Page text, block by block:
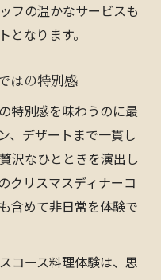
フの温かなサービスも
となります。
はの特別感
特別感を味わうのに最
、デザートまで一貫し
沢なひとときを演出し
クリスマスディナーコ
含めて非日常を体験で
コース料理体験は、思